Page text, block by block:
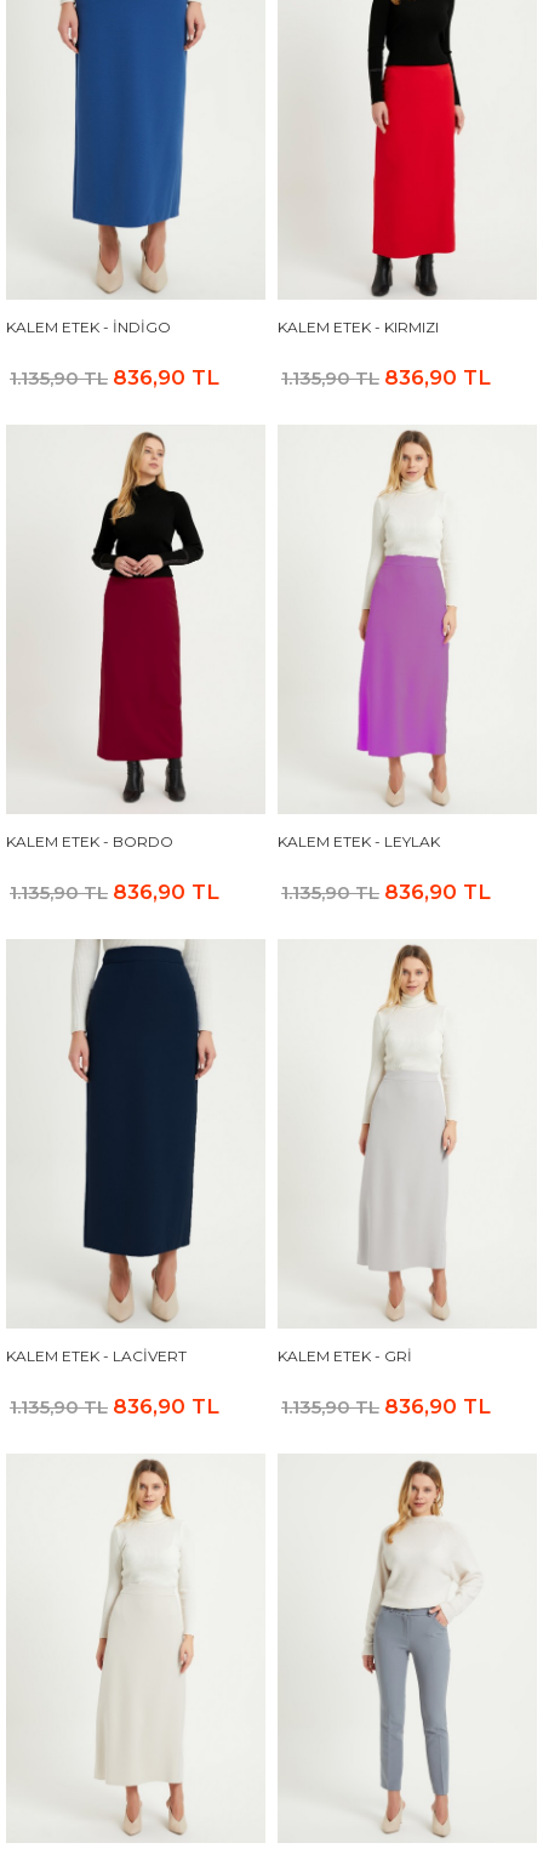
KALEM ETEK - INDIGO
1.135,90 TL 836,90 TL
KALEM ETEK - KIRMIZI
1.135,90 TL 836,90 TL
KALEM ETEK - BORDO
1.135,90 TL 836,90 TL
KALEM ETEK - LEYLAK
1.135,90 TL 836,90 TL
KALEM ETEK - LACIVERT
1.135,90 TL 836,90 TL
KALEM ETEK - GRI
1.135,90 TL 836,90 TL